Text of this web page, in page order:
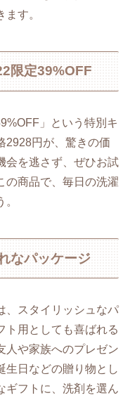
す。
限定39%OFF
」という特別キ
2928円が、驚きの価
会を逃さず、ぜひお試
の商品で、毎日の洗濯
なパッケージ
、スタイリッシュなパ
ト用としても喜ばれる
人や家族へのプレゼン
生日などの贈り物とし
ギフトに、洗剤を選ん